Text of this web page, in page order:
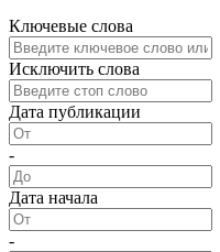
Ключевые слова
Исключить слова
Дата публикации
-
Дата начала
-